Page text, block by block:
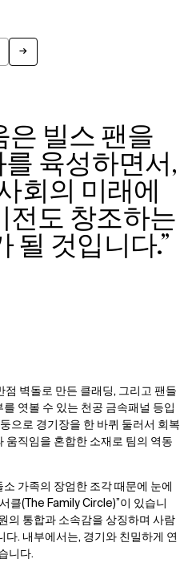
→
은 빌스 팬을
육성하면서,
회의 미래에
전도 창조하는
될 것입니다.”
벽돌로 만든 클래딩, 그리고 팬들
엿볼 수 있는 천공 금속패널 등입
으로 경기장을 한 바퀴 둘러서 회복
움직임을 혼합한 소재로 팀의 역동
가족의 장엄한 조각 때문에 눈에
클(The Family Circle)”이 있습니
의 통합과 소속감을 상징하며 사람
다. 내부에서는, 경기와 친밀하게 연
니다.